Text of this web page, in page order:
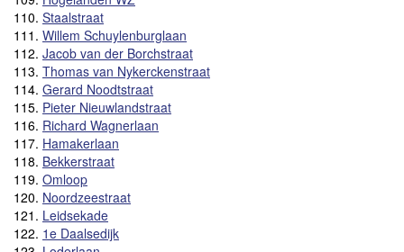
110. Staalstraat
111. Willem Schuylenburglaan
112. Jacob van der Borchstraat
113. Thomas van Nykerckenstraat
114. Gerard Noodtstraat
115. Pieter Nieuwlandstraat
116. Richard Wagnerlaan
117. Hamakerlaan
118. Bekkerstraat
119. Omloop
120. Noordzeestraat
121. Leidsekade
122. 1e Daalsedijk